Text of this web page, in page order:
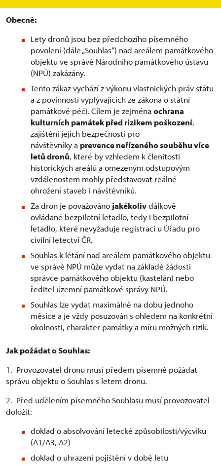
Obecně:
Lety dronů jsou bez předchozího písemného
povolení (dále „Souhlas“) nad areálem památkového
objektu ve správě Národního památkového ústavu
(NPÚ) zakázány.
Tento zákaz vychází z výkonu vlastnických práv státu
a z povinností vyplývajících ze zákona o státní
památkové péči. Cílem je zejména ochrana
kulturních památek před rizikem poškození,
zajištění jejich bezpečnosti pro
návštěvníky a prevence neřízeného souběhu více
letů dronů, které by vzhledem k členitosti
historických areálů a omezeným odstupovým
vzdálenostem mohly představovat reálné
ohrožení staveb i návštěvníků.
Za dron je považováno jakékolivdálkově
ovládané bezpilotní letadlo, tedy i bezpilotní
letadlo, které nevyžaduje registraci u Úřadu pro
civilní letectví ČR.
Souhlas k létání nad areálem památkového objektu
ve správě NPÚ může vydat na základě žádosti
správce památkového objektu (kastelán) nebo
ředitel územní památkové správy NPÚ.
Souhlas lze vydat maximálně na dobu jednoho
měsíce a je vždy posuzován s ohledem na konkrétní
okolnosti, charakter památky a míru možných rizik.
Jak požádat o Souhlas:
1. Provozovatel dronu musí předem písemně požádat
správu objektu o Souhlas s letem dronu.
2. Před udělením písemného Souhlasu musí provozovatel
doložit:
doklad o absolvování letecké způsobilosti/výcviku
(A1/A3, A2)
doklad o uhrazení pojištění v době letu